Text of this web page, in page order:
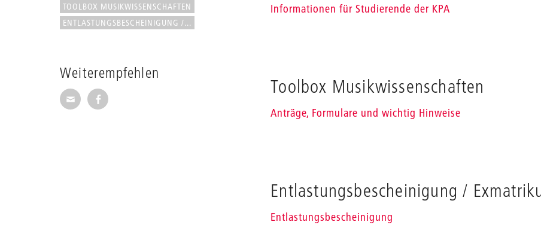
TOOLBOX MUSIKWISSENSCHAFTEN
ENTLASTUNGSBESCHEINIGUNG /...
Weiterempfehlen
Seite per E-Mail weiterempfehlen
Seite auf Facebook weiterempfehlen
Informationen für Studierende der KPA
Toolbox Musikwissenschaften
Anträge, Formulare und wichtig Hinweise
Entlastungsbescheinigung /
Entlastungsbescheinigung